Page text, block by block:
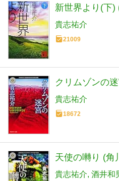
新世界より(下)
貴志祐介
21009
クリムゾンの
貴志祐介
18672
天使の囀り (角
貴志祐介 酒井和